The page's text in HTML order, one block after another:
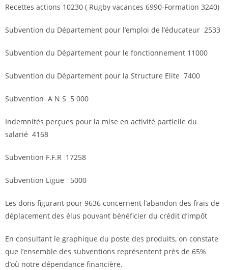
Recettes actions 10230 ( Rugby vacances 6990-Formation 3240)
Subvention du Département pour l’emploi de l’éducateur 2533
Subvention du Département pour le fonctionnement 11000
Subvention du Département pour la Structure Elite 7400
Subvention A N S 5 000
Indemnités perçues pour la mise en activité partielle du
salarié 4168
Subvention F.F.R 17258
Subvention Ligue 5000
Les dons figurant pour 9636 concernent l’abandon des frais de
déplacement des élus pouvant bénéficier du crédit d’impôt
En consultant le graphique du poste des produits, on constate
que l’ensemble des subventions représentent près de 65%
d’où notre dépendance financière.